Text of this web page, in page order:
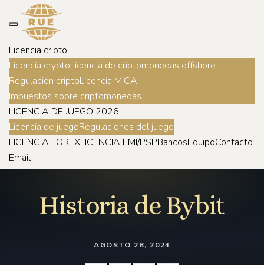
Licencia cripto
Licencia cryptoLicencia de criptomonedas offshore
Regulación criptoLicencia MiCA
Impuestos sobre criptomonedas
LICENCIA DE JUEGO 2026
Licencia de juegoRegulaciones del juego
LICENCIA FOREXLICENCIA EMI/PSPBancosEquipoContacto
Email
Historia de Bybit
AGOSTO 28, 2024